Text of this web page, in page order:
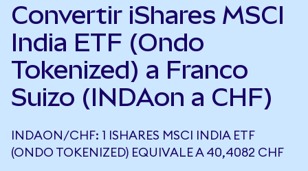
Convertir iShares MSCI
India ETF (Ondo
Tokenized) a Franco
Suizo (INDAon a CHF)
INDAON/CHF: 1 ISHARES MSCI INDIA ETF
(ONDO TOKENIZED) EQUIVALE A 40,4082 CHF